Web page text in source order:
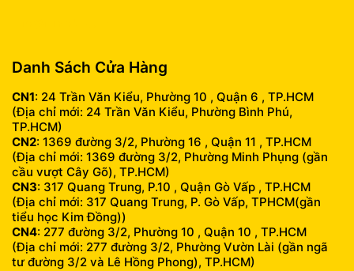
Danh Sách Cửa Hàng
CN1: 24 Trần Văn Kiểu, Phường 10 , Quận 6 , TP.HCM
(Địa chỉ mới: 24 Trần Văn Kiểu, Phường Bình Phú,
TP.HCM)
CN2: 1369 đường 3/2, Phường 16 , Quận 11 , TP.HCM
(Địa chỉ mới: 1369 đường 3/2, Phường Minh Phụng (gần
cầu vượt Cây Gõ), TP.HCM)
CN3: 317 Quang Trung, P.10 , Quận Gò Vấp , TP.HCM
(Địa chỉ mới: 317 Quang Trung, P. Gò Vấp, TPHCM(gần
tiểu học Kim Đồng))
CN4: 277 đường 3/2, Phường 10 , Quận 10 , TP.HCM
(Địa chỉ mới: 277 đường 3/2, Phường Vườn Lài (gần ngã
tư đường 3/2 và Lê Hồng Phong), TP.HCM)